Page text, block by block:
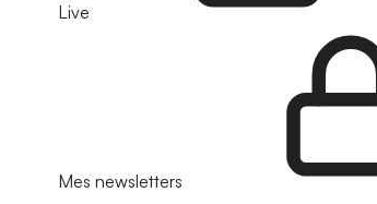
Live
Mes newsletters